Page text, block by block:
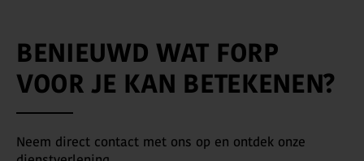
BENIEUWD WAT FORP
VOOR JE KAN BETEKENEN?
Neem direct contact met ons op en ontdek onze